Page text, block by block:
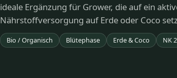
ideale Ergänzung für Grower, die auf ein
Nährstoffversorgung auf Erde oder Coco
Bio / Organisch Blütephase Erde & Coco NK